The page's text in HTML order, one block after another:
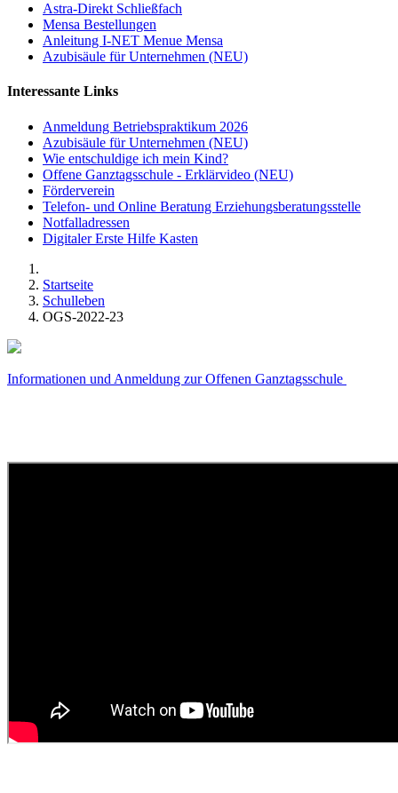
Astra-Direkt Schließfach
Mensa Bestellungen
Anleitung I-NET Menue Mensa
Azubisäule für Unternehmen (NEU)
Interessante Links
Anmeldung Betriebspraktikum 2026
Azubisäule für Unternehmen (NEU)
Wie entschuldige ich mein Kind?
Offene Ganztagsschule - Erklärvideo (NEU)
Förderverein
Telefon- und Online Beratung Erziehungsberatungsstelle
Notfalladressen
Digitaler Erste Hilfe Kasten
Startseite
Schulleben
OGS-2022-23
Informationen und Anmeldung zur Offenen Ganztagsschule